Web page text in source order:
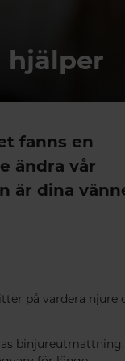
hjälper
fanns en
ändra vår
är dina
på vardera njure
binjureutmattning.